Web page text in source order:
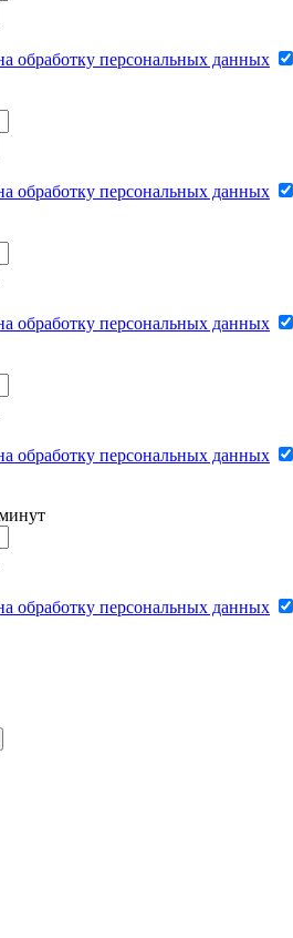
обработку персональных данных
обработку персональных данных
обработку персональных данных
обработку персональных данных
обработку персональных данных